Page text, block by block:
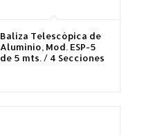
Baliza Telescópica de
Aluminio, Mod. ESP-5
de 5 mts. / 4 Secciones